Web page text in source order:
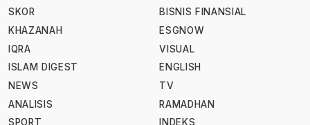
SKOR
KHAZANAH
IQRA
ISLAM DIGEST
NEWS
ANALISIS
SPORT
BISNIS FINANSIAL
ESGNOW
VISUAL
ENGLISH
TV
RAMADHAN
INDEKS